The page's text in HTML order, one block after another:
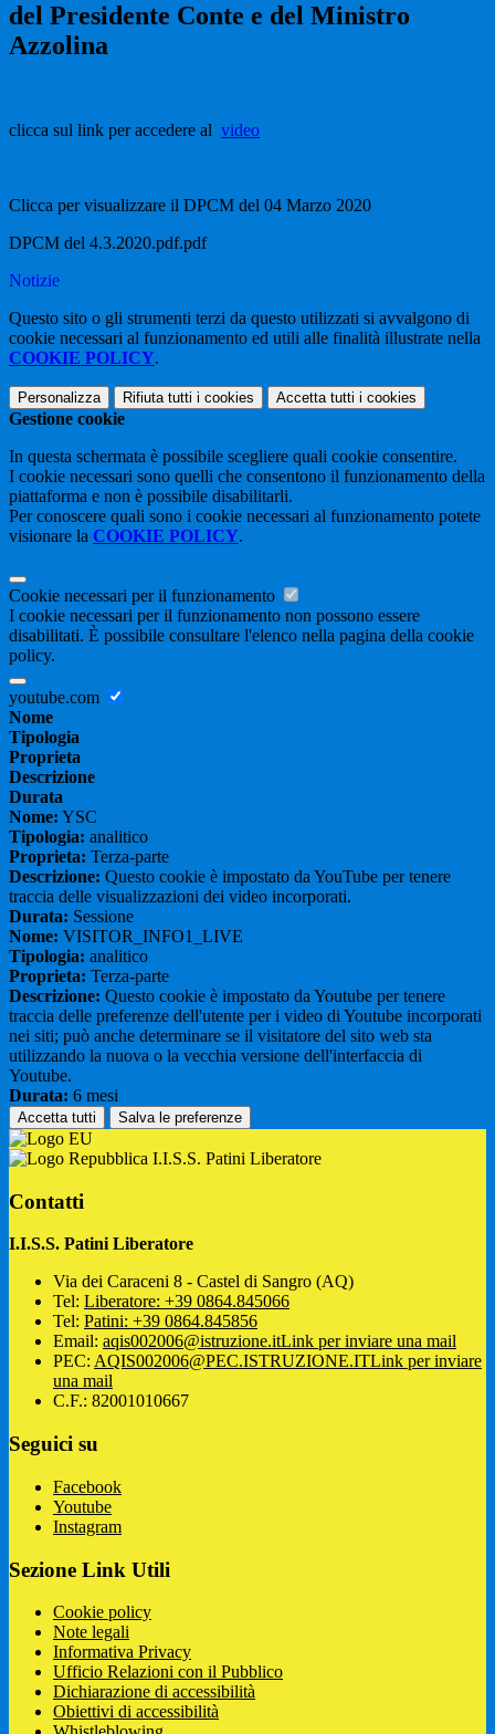
del Presidente Conte e del Ministro
Azzolina
clicca sul link per accedere al video
Clicca per visualizzare il DPCM del 04 Marzo 2020
DPCM del 4.3.2020.pdf.pdf
Notizie
Questo sito o gli strumenti terzi da questo utilizzati si avvalgono di
cookie necessari al funzionamento ed utili alle finalità illustrate nella
COOKIE POLICY.
Personalizza Rifiuta tutti i cookies Accetta tutti i cookies
Gestione cookie
In questa schermata è possibile scegliere quali cookie consentire.
I cookie necessari sono quelli che consentono il funzionamento della
piattaforma e non è possibile disabilitarli.
Per conoscere quali sono i cookie necessari al funzionamento potete
visionare la COOKIE POLICY.
Cookie necessari per il funzionamento
I cookie necessari per il funzionamento non possono essere
disabilitati. È possibile consultare l'elenco nella pagina della cookie
policy.
youtube.com
Nome
Tipologia
Proprieta
Descrizione
Durata
Nome: YSC
Tipologia: analitico
Proprieta: Terza-parte
Descrizione: Questo cookie è impostato da YouTube per tenere
traccia delle visualizzazioni dei video incorporati.
Durata: Sessione
Nome: VISITOR_INFO1_LIVE
Tipologia: analitico
Proprieta: Terza-parte
Descrizione: Questo cookie è impostato da Youtube per tenere
traccia delle preferenze dell'utente per i video di Youtube incorporati
nei siti; può anche determinare se il visitatore del sito web sta
utilizzando la nuova o la vecchia versione dell'interfaccia di
Youtube.
Durata: 6 mesi
Accetta tutti Salva le preferenze
I.I.S.S. Patini Liberatore
Contatti
I.I.S.S. Patini Liberatore
Via dei Caraceni 8 - Castel di Sangro (AQ)
Tel: Liberatore: +39 0864.845066
Tel: Patini: +39 0864.845856
Email: aqis002006@istruzione.itLink per inviare una mail
PEC: AQIS002006@PEC.ISTRUZIONE.ITLink per inviare
una mail
C.F.: 82001010667
Seguici su
Facebook
Youtube
Instagram
Sezione Link Utili
Cookie policy
Note legali
Informativa Privacy
Ufficio Relazioni con il Pubblico
Dichiarazione di accessibilità
Obiettivi di accessibilità